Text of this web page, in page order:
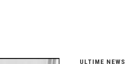
ULTIME NEWS